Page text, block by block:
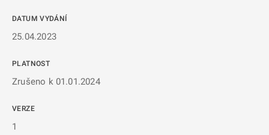
DATUM VYDÁNÍ
25.04.2023
PLATNOST
Zrušeno k 01.01.2024
VERZE
1